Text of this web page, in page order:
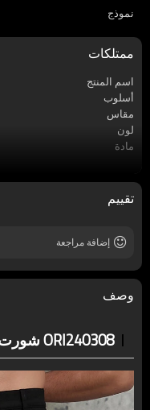
نموذج
ممتلكات
اسم المنتج
أسلوب
مقاس
لون
مادة
تقييم
إضافة مراجعة
وصف
ORI240308 شورت عمل مرقع بجيوب كبيرة الحجم